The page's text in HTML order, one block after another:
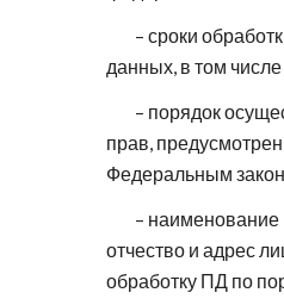
– сроки
данных, в том
– порядок
прав,
Федеральным
– наименование
отчество и адрес
обработку ПД по